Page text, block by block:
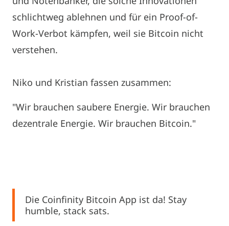
schlichtweg ablehnen und für ein Proof-of-
Work-Verbot kämpfen, weil sie Bitcoin nicht
verstehen.
Niko und Kristian fassen zusammen:
"Wir brauchen saubere Energie. Wir brauchen
dezentrale Energie. Wir brauchen Bitcoin."
Die Coinfinity Bitcoin App ist da! Stay
humble, stack sats.